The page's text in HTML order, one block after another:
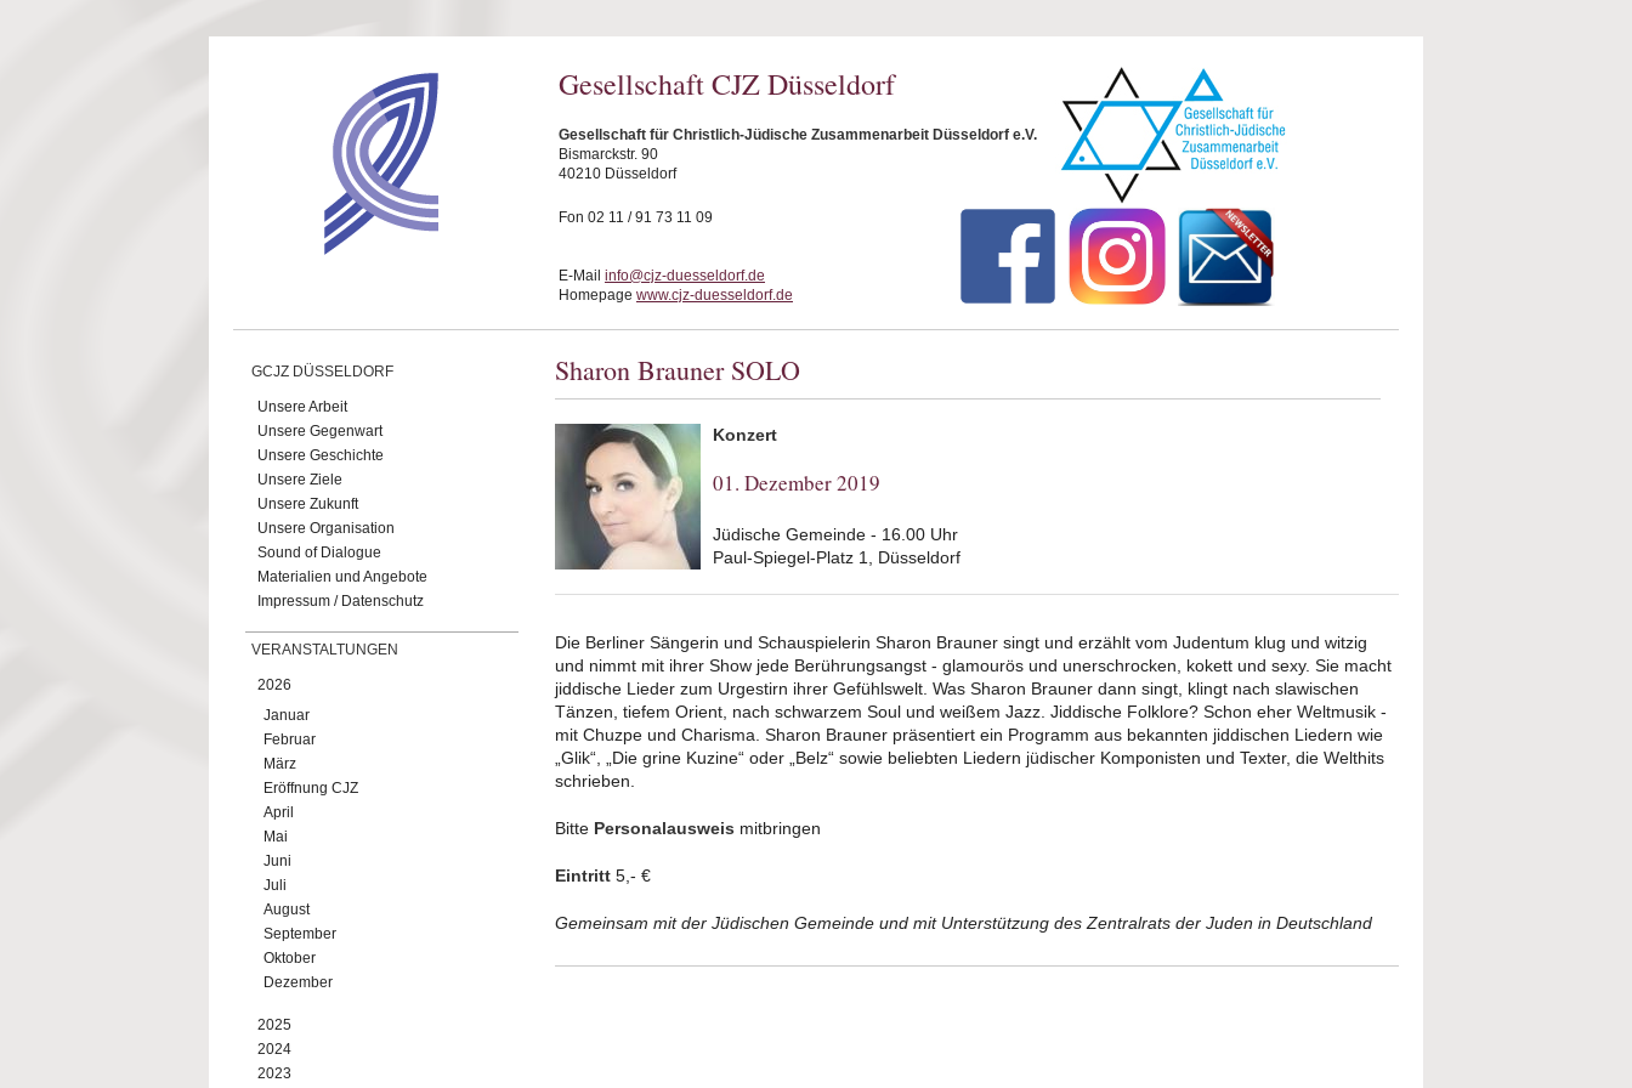
Gesellschaft CJZ Düsseldorf
Gesellschaft für Christlich-Jüdische Zusammenarbeit Düsseldorf e.V.
Bismarckstr. 90
40210 Düsseldorf
Fon 02 11 / 91 73 11 09
E-Mail info@cjz-duesseldorf.de
Homepage www.cjz-duesseldorf.de
GCJZ DÜSSELDORF
Unsere Arbeit
Unsere Gegenwart
Unsere Geschichte
Unsere Ziele
Unsere Zukunft
Unsere Organisation
Sound of Dialogue
Materialien und Angebote
Impressum / Datenschutz
VERANSTALTUNGEN
2026
Januar
Februar
März
Eröffnung CJZ
April
Mai
Juni
Juli
August
September
Oktober
Dezember
2025
2024
2023
Sharon Brauner SOLO
Konzert
01. Dezember 2019
Jüdische Gemeinde - 16.00 Uhr
Paul-Spiegel-Platz 1, Düsseldorf
Die Berliner Sängerin und Schauspielerin Sharon Brauner singt und erzählt vom Judentum klug und witzig
und nimmt mit ihrer Show jede Berührungsangst - glamourös und unerschrocken, kokett und sexy. Sie macht
jiddische Lieder zum Urgestirn ihrer Gefühlswelt. Was Sharon Brauner dann singt, klingt nach slawischen
Tänzen, tiefem Orient, nach schwarzem Soul und weißem Jazz. Jiddische Folklore? Schon eher Weltmusik -
mit Chuzpe und Charisma. Sharon Brauner präsentiert ein Programm aus bekannten jiddischen Liedern wie
„Glik“, „Die grine Kuzine“ oder „Belz“ sowie beliebten Liedern jüdischer Komponisten und Texter, die Welthits
schrieben.
Bitte Personalausweis mitbringen
Eintritt 5,- €
Gemeinsam mit der Jüdischen Gemeinde und mit Unterstützung des Zentralrats der Juden in Deutschland